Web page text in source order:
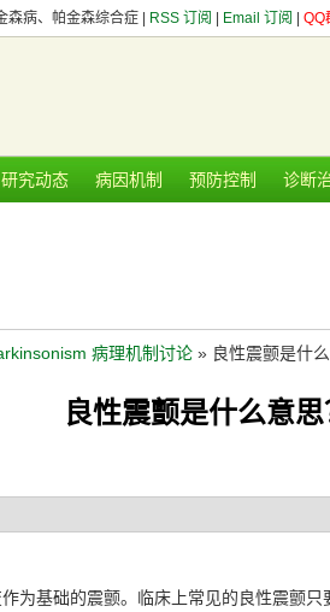
森病、帕金森综合症 | RSS 订阅 Email 订阅 QQ
研究动态 病因机制 预防控制 诊断
病理机制讨论 » 良性震颤是什么
良性震颤是什么意思
为基础的震颤。临床上常见的良性震颤只